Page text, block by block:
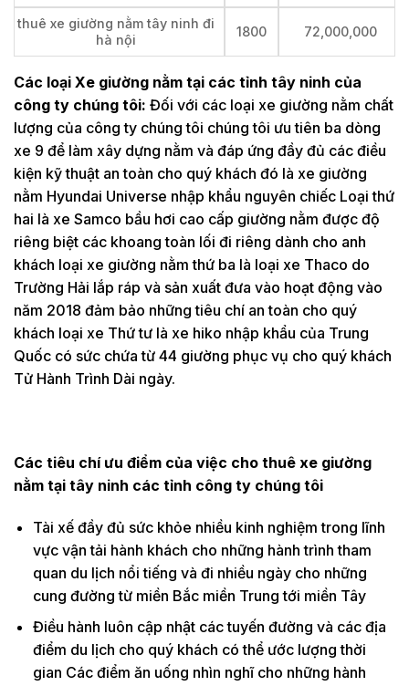
thuê xe giường nằm tây ninh đi
hà nội
1800 72,000,000
Các loại Xe giường nằm tại các tỉnh tây ninh của
công ty chúng tôi: Đối với các loại xe giường nằm chất
lượng của công ty chúng tôi chúng tôi ưu tiên ba dòng
xe 9 để làm xây dựng nằm và đáp ứng đầy đủ các điều
kiện kỹ thuật an toàn cho quý khách đó là xe giường
nằm Hyundai Universe nhập khẩu nguyên chiếc Loại thứ
hai là xe Samco bầu hơi cao cấp giường nằm được độ
riêng biệt các khoang toàn lối đi riêng dành cho anh
khách loại xe giường nằm thứ ba là loại xe Thaco do
Trường Hải lắp ráp và sản xuất đưa vào hoạt động vào
năm 2018 đảm bảo những tiêu chí an toàn cho quý
khách loại xe Thứ tư là xe hiko nhập khẩu của Trung
Quốc có sức chứa từ 44 giường phục vụ cho quý khách
Tử Hành Trình Dài ngày.
Các tiêu chí ưu điểm của việc cho thuê xe giường
nằm tại tây ninh các tỉnh công ty chúng tôi
Tài xế đầy đủ sức khỏe nhiều kinh nghiệm trong lĩnh
vực vận tải hành khách cho những hành trình tham
quan du lịch nổi tiếng và đi nhiều ngày cho những
cung đường từ miền Bắc miền Trung tới miền Tây
Điều hành luôn cập nhật các tuyến đường và các địa
điểm du lịch cho quý khách có thể ước lượng thời
gian Các điểm ăn uống nhìn nghĩ cho những hành